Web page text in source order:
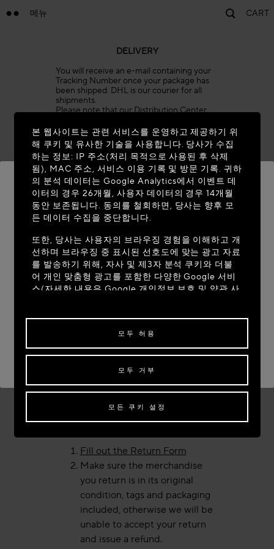
메뉴 CART
MAISON-ALAIA.COM에 오신 것을 환영
합니다
현재 계신 국가가 다음 국가로 보입니다: United
States. 위치 정보를 업데이트하시겠습니까?
다른 국가로 배송을 원하신다면,배송지를 선택해 주세요.
DELIVERY
You will receive an e-mail containing your
Tracking Number once your package has
been shipped. DHL is our courier for all
shipments.
Please note that our Distribution Center
Orders placed during these dates will be
prepared once operations resume.
All orders are processed automatically, and
shipping times cannot be expedited or
delayed. We invite you to plan your
purchases accordingly.
January 1
Easter Monday (date varies)
May 8
Ascension Day (date varies)
Whit Monday (date varies)
July 14
November 1
November 11
December 25
Maison Alaïa world online boutique within
30 days of the delivery date. Here’s how:
Fill out the Return Form
Make sure the merchandise
you return is in its original
condition, tags and packaging
included, otherwise we will be
unable to accept your return
and issue a refund.
본 웹사이트는 관련 서비스를 운영하고 제공하기 위
해 쿠키 및 유사한 기술을 사용합니다. 당사가 수집
하는 정보: IP 주소(처리 목적으로 사용된 후 삭제
됨), MAC 주소, 서비스 이용 기록 및 방문 기록. 귀하
의 분석 데이터는 Google Analytics에서 이벤트 데
이터의 경우 26개월, 사용자 데이터의 경우 14개월
동안 보존됩니다. 동의를 철회하면, 당사는 향후 모
든 데이터 수집을 중단합니다.
또한, 당사는 사용자의 브라우징 경험을 이해하고 개
선하며 브라우징 중 표시된 선호도에 맞는 광고 자료
를 발송하기 위해, 자사 및 제3자 분석 쿠키와 더불
어 개인 맞춤형 광고를 포함한 다양한 Google 서비
스(자세한 내용은 Google 개인정보 보호 및 약관 사
일부 또는 모든 쿠키에 대한 동의를 수정하거나 철회
의 "쿠키 및 자동으로 수집하는 정보" 섹션을 참조
하여 자세히 알아보십시오.
모든 쿠키의 사용에 동의하시려면 "모두 허용"을 클
릭하십시오.
"모두 거부"를 클릭하시면 기술 쿠키만 사용하는 데
동의하게 됩니다.
모두 허용
모두 거부
모든 쿠키 설정